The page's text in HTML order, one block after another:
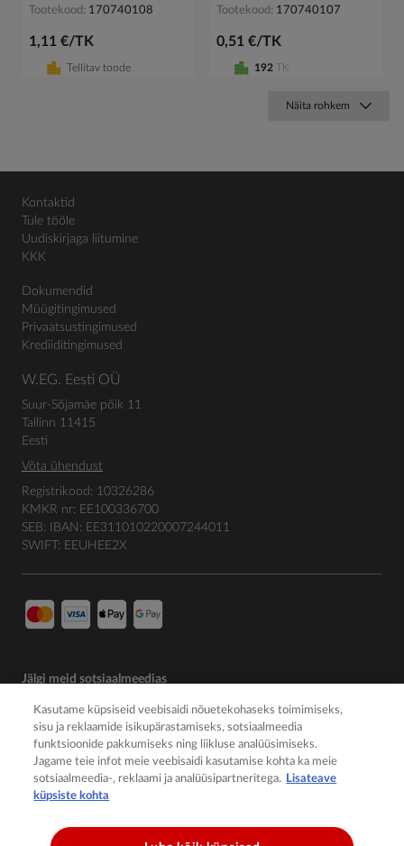
Tootekood 170740108
1,11 €/TK
Tellitav toode
Tootekood 170740107
0,51 €/TK
192 TK
Näita rohkem
Kontaktid
Tule tööle
Uudiskirjaga liitumine
KKK
Dokumendid
Müügitingimused
Privaatsustingimused
Krediiditingimused
W.EG. Eesti OÜ
Suur-Sõjamäe põik 11
Tallinn 11415
Eesti
Võta ühendust
Registrikood: 10326286
KMKR nr: EE100336700
SEB: IBAN: EE311010220007244011
SWIFT: EEUHEE2X
Jälgi meid sotsiaalmeedias
Kasutame küpsiseid veebisaidi nõuetekohaseks toimimiseks,
sisu ja reklaamide isikupärastamiseks, sotsiaalmeedia
funktsioonide pakkumiseks ning liikluse analüüsimiseks.
Jagame teie infot meie veebisaidi kasutamise kohta ka meie
sotsiaalmeedia-, reklaami ja analüüsipartneritega. Lisateave
küpsiste kohta